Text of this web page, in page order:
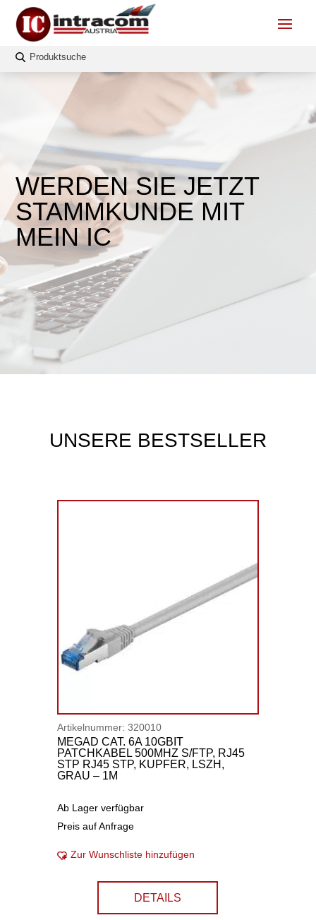
WERDEN SIE JETZT
STAMMKUNDE MIT
MEIN IC
UNSERE BESTSELLER
Artikelnummer: 320010
MEGAD CAT. 6A 10GBIT
PATCHKABEL 500MHZ S/FTP, RJ45
STP RJ45 STP, KUPFER, LSZH,
GRAU – 1M
Ab Lager verfügbar
Preis auf Anfrage
Zur Wunschliste hinzufügen
DETAILS